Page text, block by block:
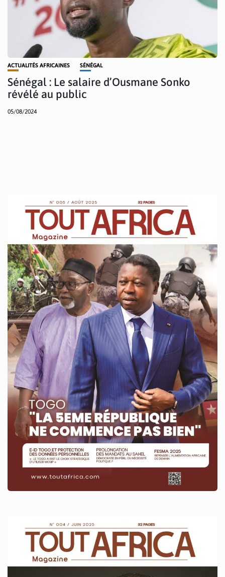
ACTUALITÉS AFRICAINES SÉNÉGAL
Sénégal : Le salaire d’Ousmane Sonko
révélé au public
05/08/2024